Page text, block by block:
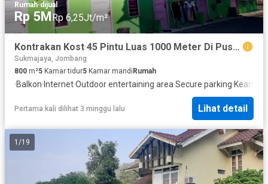
Rumah·dijual
Rp 5MRp 6,25Jt/m²
Kontrakan Kost 45 Pintu Luas 1000 Meter Di Pusat Kota Cilegon
Sukmajaya, Jombang
800 m²5 Kamar tidur5 Kamar mandiRumah
·Balkon· Internet·Outdoor entertaining area·Secure parking·
Pertama kali dilihat 3 minggu lalu Lihat detail
1 /19